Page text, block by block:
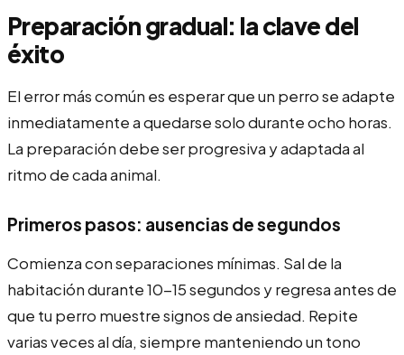
Preparación gradual: la clave del
éxito
El error más común es esperar que un perro se adapte
inmediatamente a quedarse solo durante ocho horas.
La preparación debe ser progresiva y adaptada al
ritmo de cada animal.
Primeros pasos: ausencias de segundos
Comienza con separaciones mínimas. Sal de la
habitación durante 10-15 segundos y regresa antes de
que tu perro muestre signos de ansiedad. Repite
varias veces al día, siempre manteniendo un tono